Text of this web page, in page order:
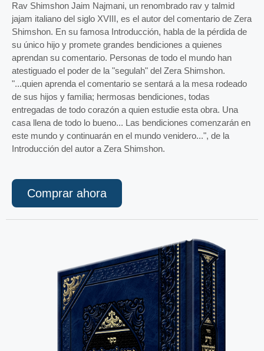
Rav Shimshon Jaim Najmani, un renombrado rav y talmid
jajam italiano del siglo XVIII, es el autor del comentario de Zera
Shimshon. En su famosa Introducción, habla de la pérdida de
su único hijo y promete grandes bendiciones a quienes
aprendan su comentario. Personas de todo el mundo han
atestiguado el poder de la "segulah" del Zera Shimshon.
"...quien aprenda el comentario se sentará a la mesa rodeado
de sus hijos y familia; hermosas bendiciones, todas
entregadas de todo corazón a quien estudie esta obra. Una
casa llena de todo lo bueno... Las bendiciones comenzarán en
este mundo y continuarán en el mundo venidero...", de la
Introducción del autor a Zera Shimshon.
Comprar ahora